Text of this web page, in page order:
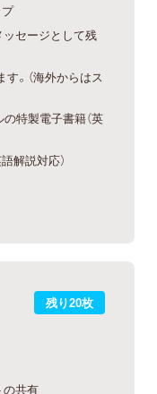
セージとして残
。（海外からはス
特製電子書籍（英
解説対応）
残り20枚
の共有